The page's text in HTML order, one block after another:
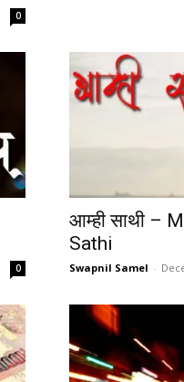
0
0
आम्ही साथी –
Sathi
Swapnil Samel -